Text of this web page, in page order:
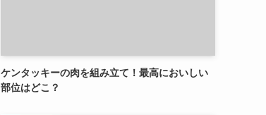
ケンタッキーの肉を組み立て！最高においしい
部位はどこ？